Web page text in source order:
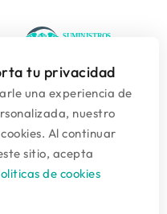
web: colguía.com.co
tu privacidad
una experiencia de
nuestro
Al continuar
sitio, acepta
de cookies